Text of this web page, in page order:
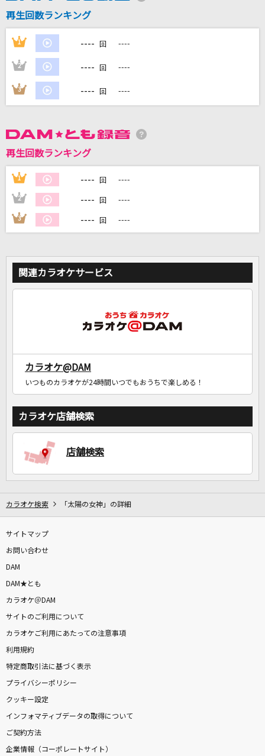
自宅でカラオケ歌い放題！
再生回数ランキング
1 ---- 回 ----
2 ---- 回 ----
3 ---- 回 ----
再生回数ランキング
1 ---- 回 ----
2 ---- 回 ----
3 ---- 回 ----
関連カラオケサービス
カラオケ@DAM
いつものカラオケが24時間いつでもおうちで楽しめる！
カラオケ店舗検索
店舗検索
カラオケ検索 「太陽の女神」の詳細
サイトマップ
お問い合わせ
DAM
DAM★とも
カラオケ＠DAM
サイトのご利用について
カラオケご利用にあたっての注意事項
利用規約
特定商取引法に基づく表示
プライバシーポリシー
クッキー設定
インフォマティブデータの取得について
ご契約方法
企業情報（コーポレートサイト）